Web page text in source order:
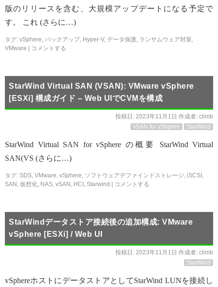
版のリリースを含む、大規模アップデートになる予定で
す。 これ (さらに…)
タグ: vSphere, バックアップ, Hyper-V, データ保護, ランサムウェア対策,
VMware
コメントする
StarWind Virtual SAN (VSAN): VMware vSphere
[ESXi] 構成ガイド – Web UIでCVMを構成
投稿日: 2023年11月1日 作成者: climb
vSAN for vShpere
StarWind
StarWind Virtual SAN for vSphere の概要 StarWind Virtual
SAN(VS (さらに…)
タグ: SDS, VMware, vSphere, ソフトウェアデファインドストレージ, iSCSI ,
SAN , 仮想化, NAS, vSAN , HCI , Starwind コメントする
StarWindデータストア接続後の追加構成: VMware
vSphere [ESXi] / Web UI
投稿日: 2023年11月1日 作成者: climb
StarWind
vSphereホストにデータストアとしてStarWind LUNを接続し